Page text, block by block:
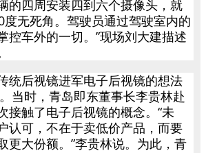
的四周安装四到六个摄像头，就
无死角。驾驶员通过驾驶室内的
控车外的一切。”现场刘大建描述
统后视镜进军电子后视镜的想法
当时，青岛即东董事长李贵林赴
接触了电子后视镜的概念。“未
认可，不在于卖低价产品，而要
更大份额。”李贵林说。为此，青